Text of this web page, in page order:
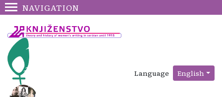
NAVIGATION
Language English